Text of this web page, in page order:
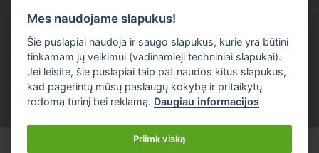
56935 Mladějov na Moravě
+420 777 96 96 03
info@garden-parts.cz
Mes naudojame slapukus!
Šie puslapiai naudoja ir saugo slapukus, kurie yra būtini
tinkamam jų veikimui (vadinamieji techniniai slapukai).
Jei leisite, šie puslapiai taip pat naudos kitus slapukus,
kad pagerintų mūsų paslaugų kokybę ir pritaikytų
rodomą turinį bei reklamą. Daugiau informacijos
Priimk viską